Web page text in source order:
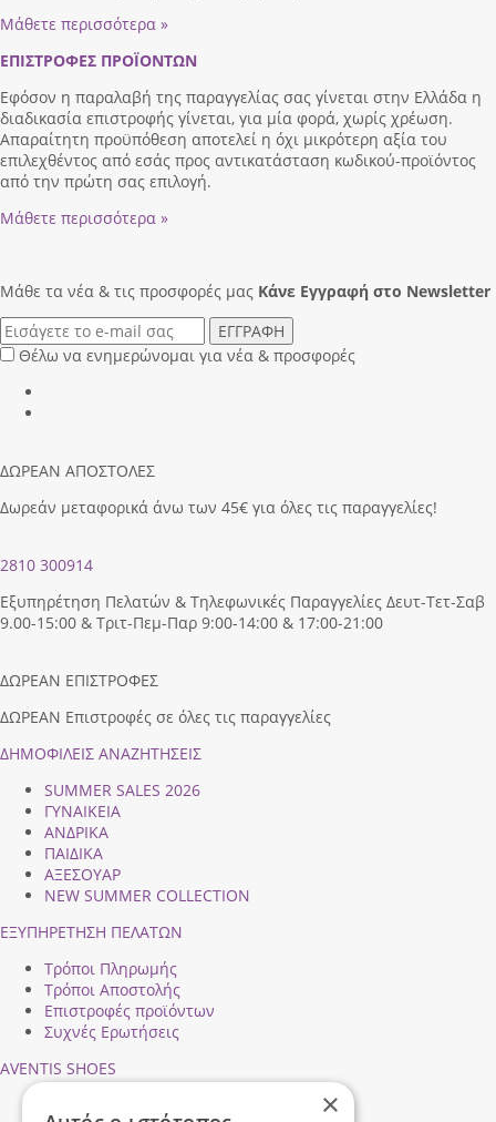
Μάθετε περισσότερα »
ΕΠΙΣΤΡΟΦΕΣ ΠΡΟΪΟΝΤΩΝ
Εφόσον η παραλαβή της παραγγελίας σας γίνεται στην Ελλάδα η
διαδικασία επιστροφής γίνεται, για μία φορά, χωρίς χρέωση.
Απαραίτητη προϋπόθεση αποτελεί η όχι μικρότερη αξία του
επιλεχθέντος από εσάς προς αντικατάσταση κωδικού-προϊόντος
από την πρώτη σας επιλογή.
Μάθετε περισσότερα »
Μάθε τα νέα & τις προσφορές μας Κάνε Eγγραφή στο Newsletter
ΕΓΓΡΑΦΗ
Θέλω να ενημερώνομαι για νέα & προσφορές
ΔΩΡΕΑΝ ΑΠΟΣΤΟΛΕΣ
Δωρεάν μεταφορικά άνω των 45€ για όλες τις παραγγελίες!
2810 300914
Εξυπηρέτηση Πελατών & Τηλεφωνικές Παραγγελίες Δευτ-Τετ-Σαβ
9.00-15:00 & Τριτ-Πεμ-Παρ 9:00-14:00 & 17:00-21:00
ΔΩΡΕΑΝ ΕΠΙΣΤΡΟΦΕΣ
ΔΩΡΕΑΝ Επιστροφές σε όλες τις παραγγελίες
ΔΗΜΟΦΙΛEIΣ ΑΝΑΖΗΤΗΣΕΙΣ
SUMMER SALES 2026
ΓΥΝΑΙΚΕΙΑ
ΑΝΔΡΙΚΑ
ΠΑΙΔΙΚΑ
ΑΞΕΣΟΥΑΡ
NEW SUMMER COLLECTION
ΕΞΥΠΗΡΕΤΗΣΗ ΠΕΛΑΤΩΝ
Τρόποι Πληρωμής
Τρόποι Αποστολής
Επιστροφές προϊόντων
Συχνές Ερωτήσεις
AVENTIS SHOES
×